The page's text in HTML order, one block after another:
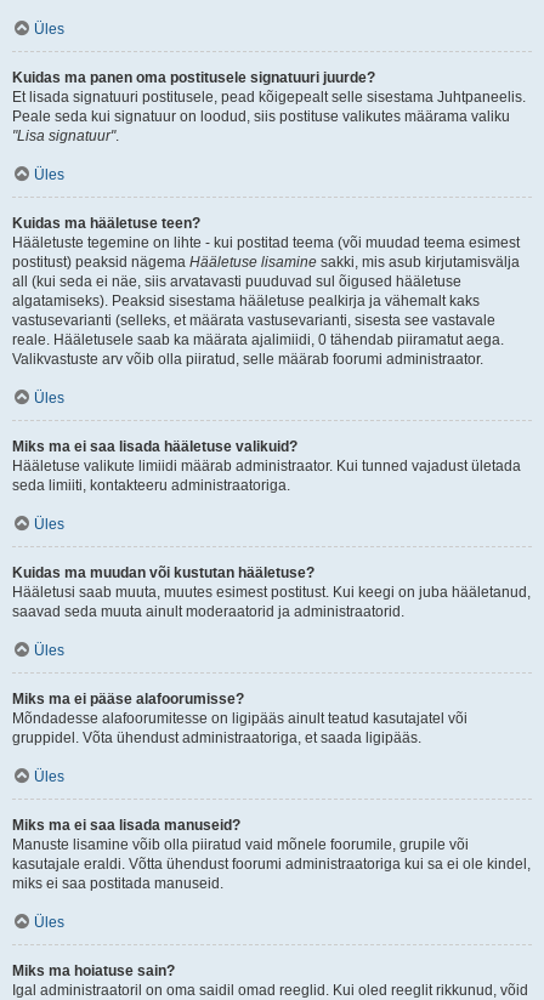
Üles
Kuidas ma panen oma postitusele signatuuri juurde?
Et lisada signatuuri postitusele, pead kõigepealt selle sisestama Juhtpaneelis.
Peale seda kui signatuur on loodud, siis postituse valikutes määrama valiku
"Lisa signatuur".
Üles
Kuidas ma hääletuse teen?
Hääletuste tegemine on lihte - kui postitad teema (või muudad teema esimest
postitust) peaksid nägema Hääletuse lisamine sakki, mis asub kirjutamisvälja
all (kui seda ei näe, siis arvatavasti puuduvad sul õigused hääletuse
algatamiseks). Peaksid sisestama hääletuse pealkirja ja vähemalt kaks
vastusevarianti (selleks, et määrata vastusevarianti, sisesta see vastavale
reale. Hääletusele saab ka määrata ajalimiidi, 0 tähendab piiramatut aega.
Valikvastuste arv võib olla piiratud, selle määrab foorumi administraator.
Üles
Miks ma ei saa lisada hääletuse valikuid?
Hääletuse valikute limiidi määrab administraator. Kui tunned vajadust ületada
seda limiiti, kontakteeru administraatoriga.
Üles
Kuidas ma muudan või kustutan hääletuse?
Hääletusi saab muuta, muutes esimest postitust. Kui keegi on juba hääletanud,
saavad seda muuta ainult moderaatorid ja administraatorid.
Üles
Miks ma ei pääse alafoorumisse?
Mõndadesse alafoorumitesse on ligipääs ainult teatud kasutajatel või
gruppidel. Võta ühendust administraatoriga, et saada ligipääs.
Üles
Miks ma ei saa lisada manuseid?
Manuste lisamine võib olla piiratud vaid mõnele foorumile, grupile või
kasutajale eraldi. Võtta ühendust foorumi administraatoriga kui sa ei ole kindel,
miks ei saa postitada manuseid.
Üles
Miks ma hoiatuse sain?
Igal administraatoril on oma saidil omad reeglid. Kui oled reeglit rikkunud, võid